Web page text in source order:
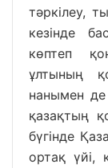
тәркілеу,
кезінде
көптеп
ұлтының
нанымен де
қазақтың
бүгінде
ортақ үйі,